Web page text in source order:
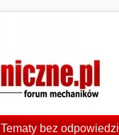
Tematy bez odpowiedzi